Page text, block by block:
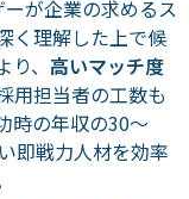
が企業の求めるス
く理解した上で候
、 高いマッチ度
用担当者の工数も
時の年収の30～
即戦力人材を効率